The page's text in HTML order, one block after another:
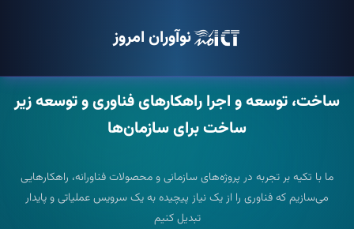
نوآوران امروز
ساخت، توسعه و اجراراهکارهای فناوری و توسعه زیر
ساختبرای سازمان‌ها
ما با تکیه بر تجربه در پروژه‌های سازمانی و محصولات فناورانه، راهکارهایی
می‌سازیم که فناوری را از یک نیاز پیچیده به یک سرویس عملیاتی و پایدار
تبدیل کنیم